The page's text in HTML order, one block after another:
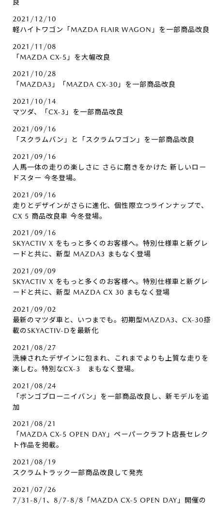
良
2021/12/10
軽ハイトワゴン「MAZDA FLAIR WAGON」を一部商品改良
2021/11/08
「MAZDA CX-5」を大幅改良
2021/10/28
「MAZDA3」「MAZDA CX-30」を一部商品改良
2021/10/14
マツダ、「CX-3」を一部商品改良
2021/09/16
「スクラムバン」と「スクラムワゴン」を一部商品改良
2021/09/16
人馬一体の走りの楽しさに さらに磨きをかけた 新しいロー
ドスター 今冬登場。
2021/09/16
走りとデザインがさらに進化、個性際立つラインナップで、
CX 5 商品改良車 今冬登場。
2021/09/16
SKYACTIV X をもっと多くのお客様へ。特別仕様車と新グレ
ードと共に、新型 MAZDA3 まもなく登場
2021/09/09
SKYACTIV X をもっと多くのお客様へ。特別仕様車と新グレ
ードと共に、新型 MAZDA CX 30 まもなく登場
2021/09/02
最新のマツダ車と、いつまでも。初期型MAZDA3、CX-30搭
載のSKYACTIV-Dを最新化
2021/08/27
洗練されたデザインに包まれ、これまでよりも上質な走りを
楽しむ。特別なCX-3 まもなく登場。
2021/08/24
「ボンゴブローニイバン」を一部商品改良し、新モデルを追
加
2021/08/21
「MAZDA CX-5 OPEN DAY」ペーパークラフト店長セレク
ト作品を掲載。
2021/08/19
スクラムトラック一部商品改良して発売
2021/07/26
7/31-8/1、8/7-8/8「MAZDA CX-5 OPEN DAY」開催の